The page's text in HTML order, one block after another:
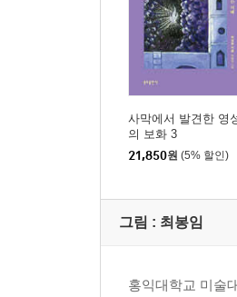
아케디아의 악덕
아케디아의 위험성
이 겨울이 지나면 이
분노의 악덕을 피하라
화날 때 혀를 통제하라
분노를 극복하라
불평하지 마라
영적 교만의 위험성
사막에서 발견한 영
의 보화 3
21,850원 (5% 할인)
그림 : 최봉임
홍익대학교 미술